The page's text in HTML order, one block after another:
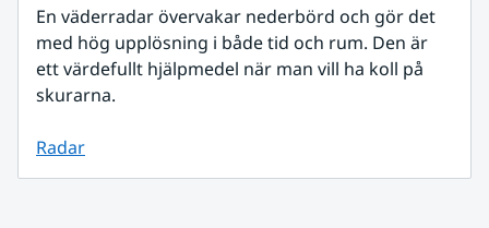
En väderradar övervakar nederbörd och gör det
med hög upplösning i både tid och rum. Den är
ett värdefullt hjälpmedel när man vill ha koll på
skurarna.
Radar